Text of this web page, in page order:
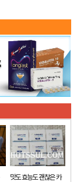
맛도 효능도 괜찮은 카